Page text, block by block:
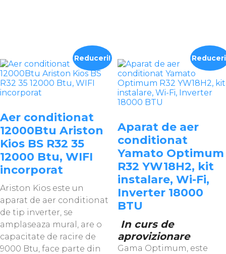
Reduceri!
Aer conditionat
12000Btu Ariston
Kios BS R32 35
12000 Btu, WIFI
incorporat
Ariston Kios este un
aparat de aer conditionat
de tip inverter, se
amplaseaza mural, are o
capacitate de racire de
9000 Btu, face parte din
Aparat de aer
conditionat
Yamato Optimum
R32 YW18H2, kit
instalare, Wi-Fi,
Inverter 18000
BTU
In curs de
aprovizionare
Gama Optimum, este